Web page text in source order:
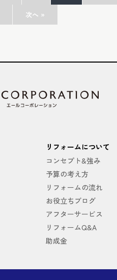
次へ »
リフォームについて
コンセプト&強み
予算の考え方
リフォームの流れ
お役立ちブログ
アフターサービス
リフォームQ&A
助成金